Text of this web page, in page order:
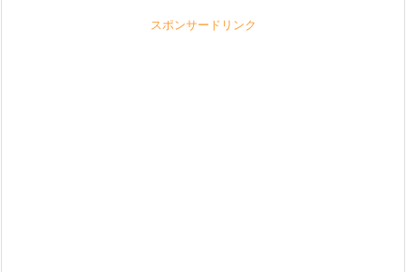
スポンサードリンク